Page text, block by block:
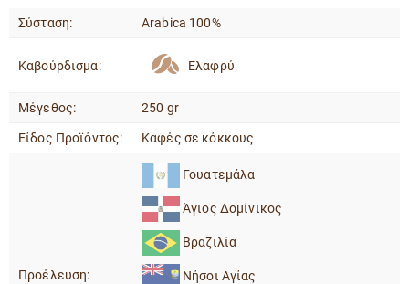
Σύσταση: Arabica 100%
Καβούρδισμα: Ελαφρύ
Μέγεθος: 250 gr
Είδος Προϊόντος: Καφές σε κόκκους
Προέλευση:
Γουατεμάλα
Άγιος Δομίνικος
Βραζιλία
Νήσοι Αγίας